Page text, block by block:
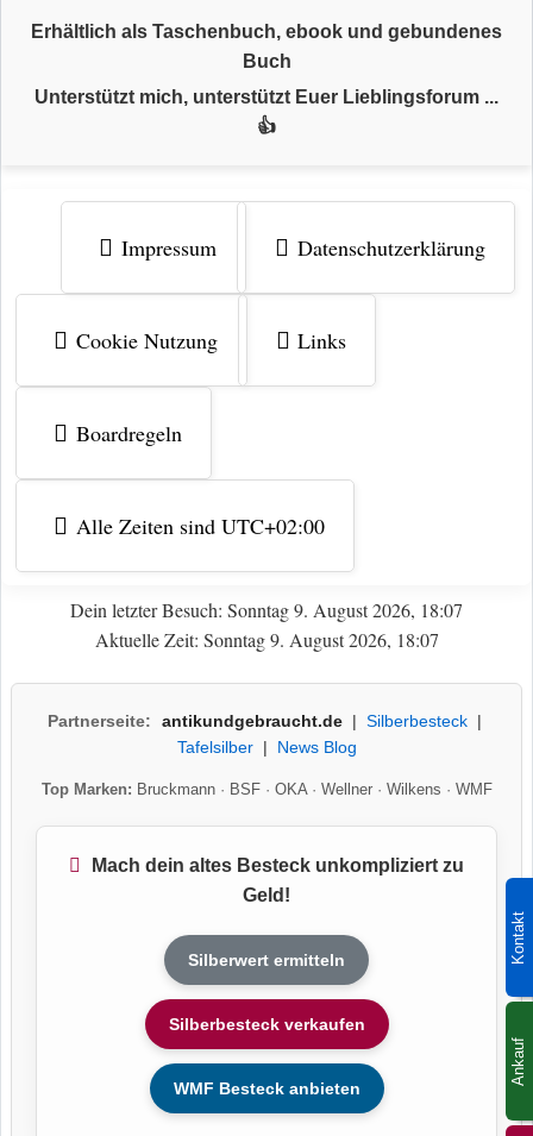
Kontakt
Ankauf
Erhältlich als Taschenbuch, ebook und gebundenes
Buch
Unterstützt mich, unterstützt Euer Lieblingsforum ...
👍
Impressum Datenschutzerklärung
Cookie Nutzung Links
Boardregeln
Alle Zeiten sind UTC+02:00
Dein letzter Besuch: Sonntag 9. August 2026, 18:07
Aktuelle Zeit: Sonntag 9. August 2026, 18:07
Partnerseite: antikundgebraucht.de| Silberbesteck|
Tafelsilber| News Blog
Top Marken: Bruckmann· BSF· OKA· Wellner· Wilkens · WMF
Mach dein altes Besteck unkompliziert zu
Geld!
Silberwert ermitteln
Silberbesteck verkaufen
WMF Besteck anbieten